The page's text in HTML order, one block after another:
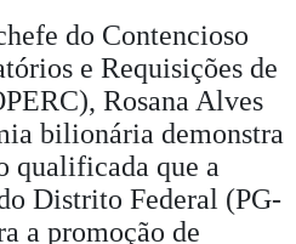
do Contencioso
e Requisições de
Rosana Alves
bilionária demonstra
qualificada que a
Distrito Federal (PG-
a promoção de